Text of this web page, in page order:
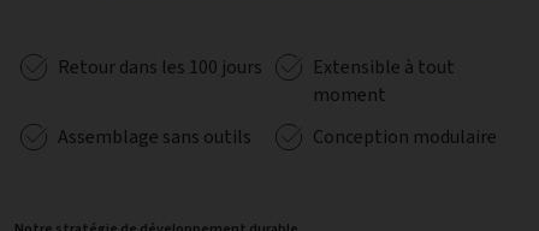
Retour dans les 100 jours
Extensible à tout
moment
Assemblage sans outils
Conception modulaire